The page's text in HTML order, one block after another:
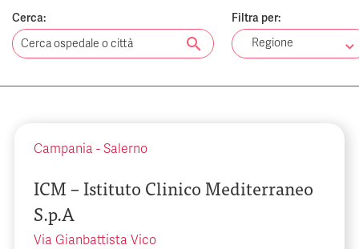
Cerca:
search
Filtra per:
Regione
Campania - Salerno
ICM – Istituto Clinico Mediterraneo
S.p.A
Via Gianbattista Vico